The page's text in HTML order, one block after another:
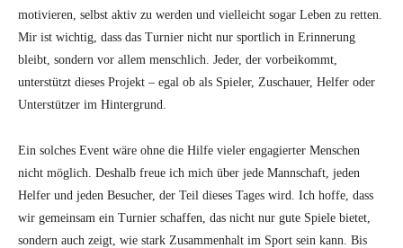
motivieren, selbst aktiv zu werden und vielleicht sogar Leben zu retten.
Mir ist wichtig, dass das Turnier nicht nur sportlich in Erinnerung
bleibt, sondern vor allem menschlich. Jeder, der vorbeikommt,
unterstützt dieses Projekt – egal ob als Spieler, Zuschauer, Helfer oder
Unterstützer im Hintergrund.
Ein solches Event wäre ohne die Hilfe vieler engagierter Menschen
nicht möglich. Deshalb freue ich mich über jede Mannschaft, jeden
Helfer und jeden Besucher, der Teil dieses Tages wird. Ich hoffe, dass
wir gemeinsam ein Turnier schaffen, das nicht nur gute Spiele bietet,
sondern auch zeigt, wie stark Zusammenhalt im Sport sein kann. Bis